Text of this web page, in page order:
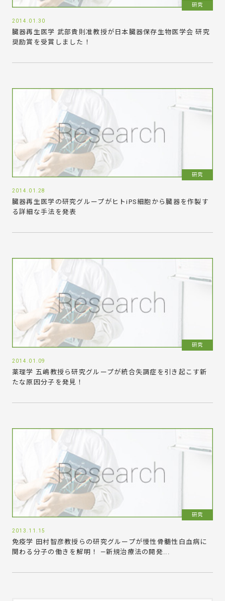
研究
2014.01.30
臓器再生医学 武部貴則准教授が日本臓器保存生物医学会 研究
奨励賞を受賞しました！
研究
2014.01.28
臓器再生医学の研究グループがヒトiPS細胞から臓器を作製す
る詳細な手法を発表
研究
2014.01.09
薬理学 五嶋教授ら研究グループが統合失調症を引き起こす新
たな原因分子を発見！
研究
2013.11.15
免疫学 田村智彦教授らの研究グループが慢性骨髄性白血病に
関わる分子の働きを解明！ —新規治療法の開発...